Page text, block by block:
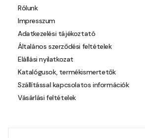
Rólunk
Impresszum
Adatkezelési tájékoztató
Általános szerződési feltételek
Elállási nyilatkozat
Katalógusok, termékismertetők
Szállítással kapcsolatos információk
Vásárlási feltételek